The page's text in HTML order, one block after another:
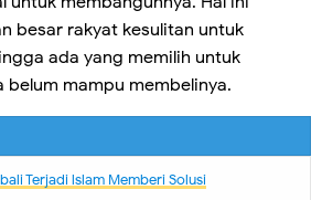
besar rakyat kesulitan untuk
ada yang memilih untuk
belum mampu membelinya.
Terjadi lslam Memberi Solusi